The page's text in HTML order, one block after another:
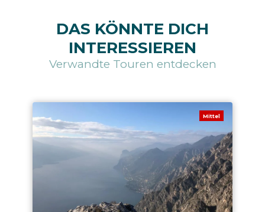
DAS KÖNNTE DICH
INTERESSIEREN
Verwandte Touren entdecken
Mittel